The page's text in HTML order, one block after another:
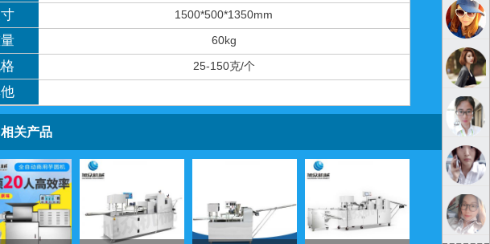
1500*500*1350mm
60kg
25-150克/个
关产品